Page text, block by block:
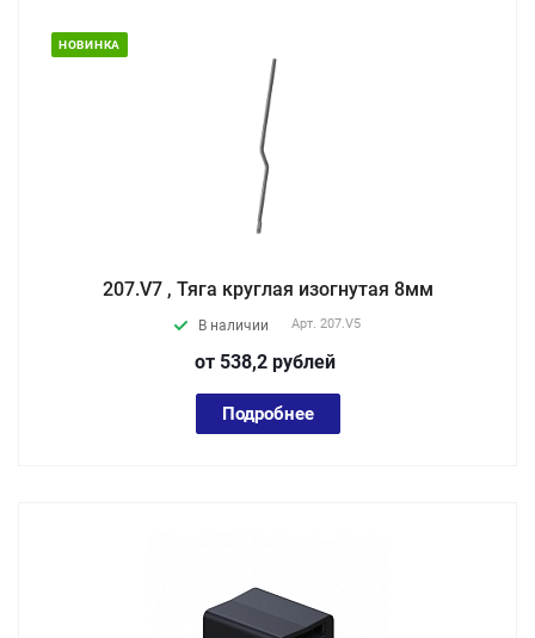
НОВИНКА
207.V7 , Тяга круглая изогнутая 8мм
В наличии Арт. 207.V5
от 538,2 рублей
Подробнее